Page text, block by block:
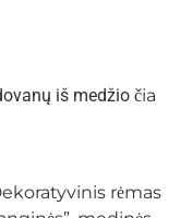
iš medžio čia